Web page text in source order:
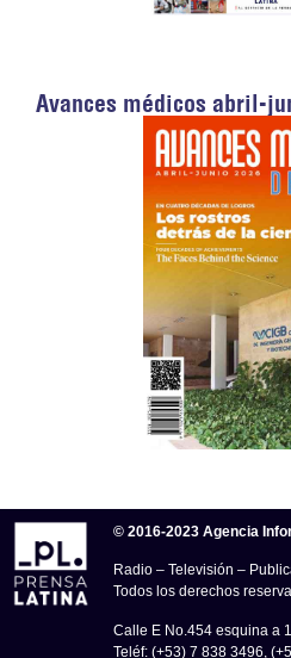
Avances médicos abril-
© 2016-2023 Agencia
Radio – Televisión –
Todos los derechos
Calle E No.454 esquina a
Teléf: (+53) 7 838 3496,